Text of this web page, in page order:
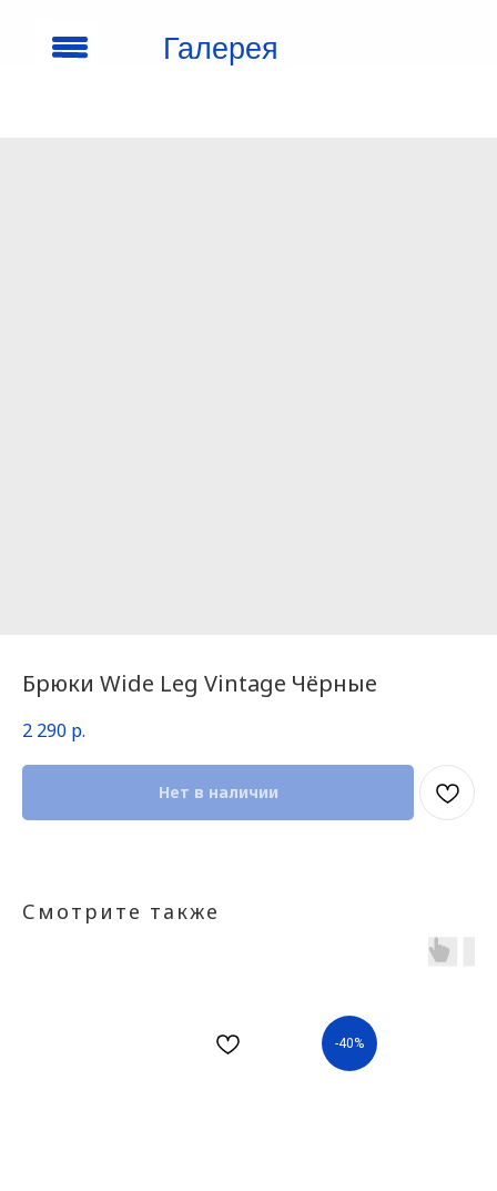
Галерея
Брюки Wide Leg Vintage Чёрные
2 290 р.
Нет в наличии
Смотрите также
-40%